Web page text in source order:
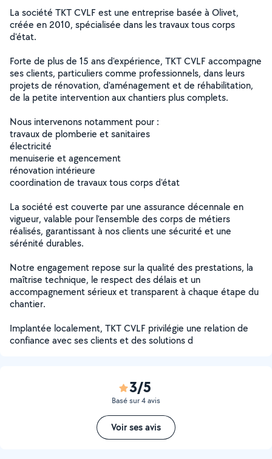
La société TKT CVLF est une entreprise basée à Olivet,
créée en 2010, spécialisée dans les travaux tous corps
d'état.
Forte de plus de 15 ans d'expérience, TKT CVLF accompagne
ses clients, particuliers comme professionnels, dans leurs
projets de rénovation, d'aménagement et de réhabilitation,
de la petite intervention aux chantiers plus complets.
Nous intervenons notamment pour :
travaux de plomberie et sanitaires
électricité
menuiserie et agencement
rénovation intérieure
coordination de travaux tous corps d'état
La société est couverte par une assurance décennale en
vigueur, valable pour l'ensemble des corps de métiers
réalisés, garantissant à nos clients une sécurité et une
sérénité durables.
Notre engagement repose sur la qualité des prestations, la
maîtrise technique, le respect des délais et un
accompagnement sérieux et transparent à chaque étape du
chantier.
Implantée localement, TKT CVLF privilégie une relation de
confiance avec ses clients et des solutions d
3/5
Basé sur 4 avis
Voir ses avis